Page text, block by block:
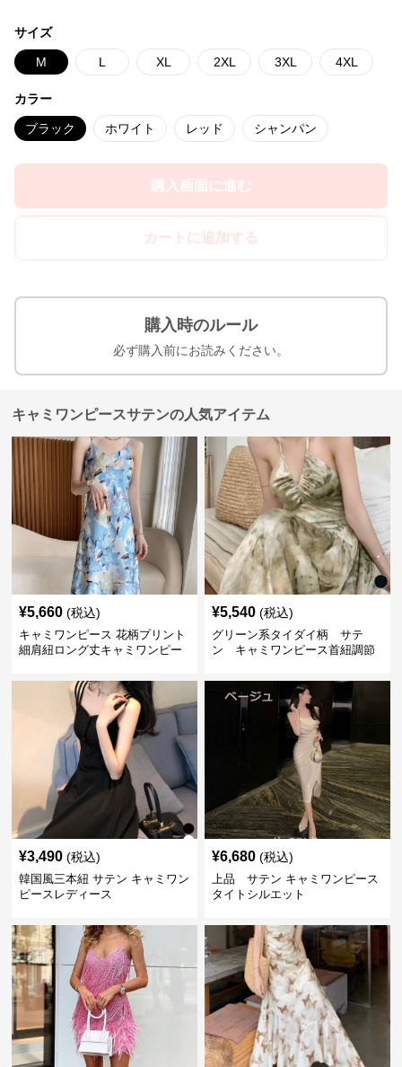
サイズ
M L XL 2XL 3XL 4XL
カラー
ブラック ホワイト レッド シャンパン
購入画面に進む
カートに追加する
購入時のルール
必ず購入前にお読みください。
キャミワンピースサテンの人気アイテム
¥5,660 (税込)
キャミワンピース 花柄プリント
細肩紐ロング丈キャミワンピー
¥5,540 (税込)
グリーン系タイダイ柄 サテ
ン キャミワンピース首紐調節
¥3,490 (税込)
韓国風三本紐 サテン キャミワン
ピースレディース
¥6,680 (税込)
上品 サテン キャミワンピース
タイトシルエット